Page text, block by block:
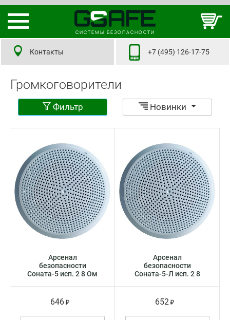
СИСТЕМЫ БЕЗОПАСНОСТИ
Контакты +7 (495) 126-17-75
Громкоговорители
Фильтр Новинки
Арсенал
безопасности
Соната-5 исп. 2 8 Ом
646
Арсенал
безопасности
Соната-5-Л исп. 2 8
652